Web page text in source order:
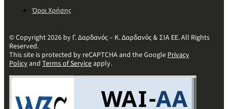
Όροι Χρήσης
© Copyright 2026 by Γ. Δαρδανός – Κ. Δαρδανός & ΣΙΑ ΕΕ. All Rights
Reserved.
This site is protected by reCAPTCHA and the GooglePrivacy
Policyand Terms of Serviceapply.